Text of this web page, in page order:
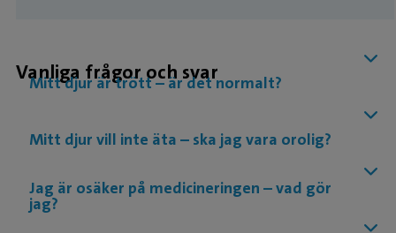
Vanliga frågor och svar
Mitt djur är trött – är det normalt?
Mitt djur vill inte äta – ska jag vara orolig?
Jag är osäker på medicineringen – vad gör
jag?